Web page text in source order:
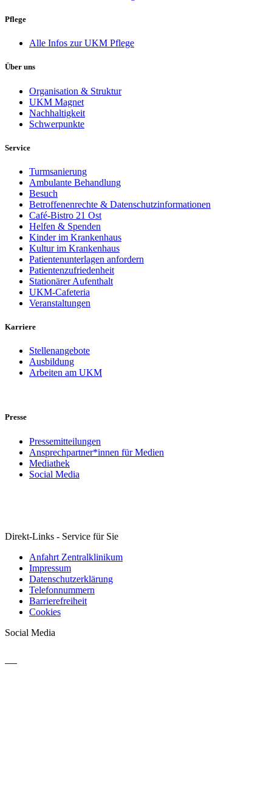
Pflege
Alle Infos zur UKM Pflege
Über uns
Organisation & Struktur
UKM Magnet
Nachhaltigkeit
Schwerpunkte
Service
Turmsanierung
Ambulante Behandlung
Besuch
Betroffenenrechte & Datenschutzinformationen
Café-Bistro 21 Ost
Helfen & Spenden
Kinder im Krankenhaus
Kultur im Krankenhaus
Patientenunterlagen anfordern
Patientenzufriedenheit
Stationärer Aufenthalt
UKM-Cafeteria
Veranstaltungen
Karriere
Stellenangebote
Ausbildung
Arbeiten am UKM
Presse
Pressemitteilungen
Ansprechpartner*innen für Medien
Mediathek
Social Media
Direkt-Links - Service für Sie
Anfahrt Zentralklinikum
Impressum
Datenschutzerklärung
Telefonnummern
Barrierefreiheit
Cookies
Social Media